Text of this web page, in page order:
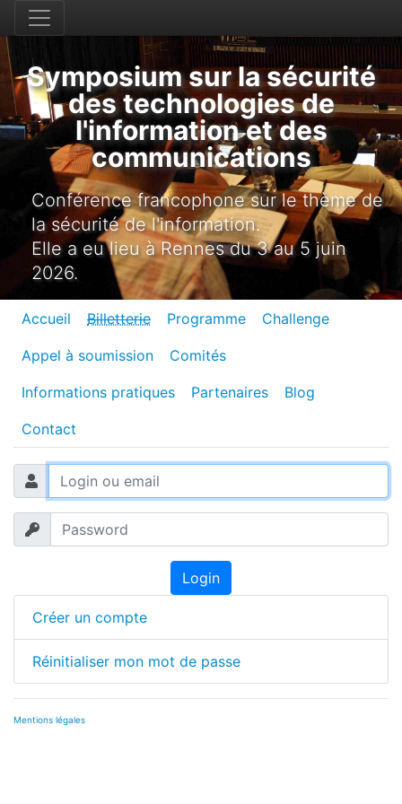
Symposium sur la sécurité
des technologies de
l'information et des
communications
Conférence francophone sur le thème de
la sécurité de l'information.
Elle a eu lieu à Rennes du 3 au 5 juin
2026.
Accueil Billetterie Programme Challenge
Appel à soumission Comités
Informations pratiques Partenaires Blog
Contact
Login
Créer un compte
Réinitialiser mon mot de passe
Mentions légales